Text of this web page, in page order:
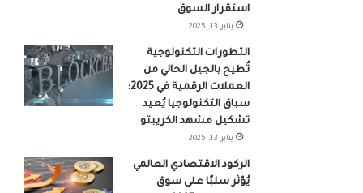
استقرار السوق
يناير 13, 2025
التطورات التكنولوجية
تُطيح بالجيل الحالي من
العملات الرقمية في 2025:
سباق التكنولوجيا يُعيد
تشكيل مشهد الكريبتو
يناير 13, 2025
الركود الاقتصادي العالمي
يُؤثر سلبًا على سوق